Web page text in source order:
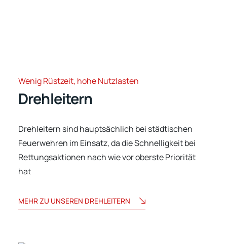
Wenig Rüstzeit, hohe Nutzlasten
Drehleitern
Drehleitern sind hauptsächlich bei städtischen
Feuerwehren im Einsatz, da die Schnelligkeit bei
Rettungsaktionen nach wie vor oberste Priorität
hat
MEHR ZU UNSEREN DREHLEITERN